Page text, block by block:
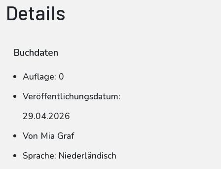
Details
Buchdaten
Auflage: 0
Veröffentlichungsdatum:
29.04.2026
Von Mia Graf
Sprache: Niederländisch